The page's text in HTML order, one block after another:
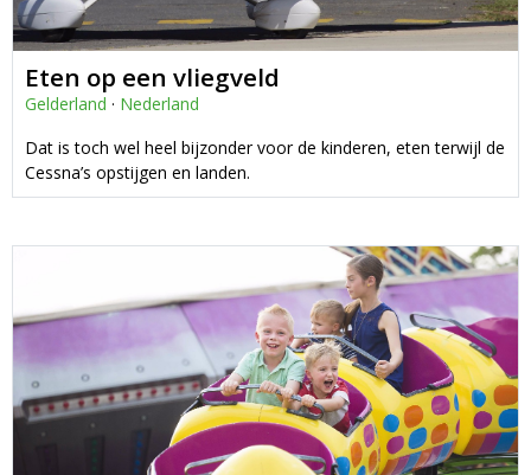
Eten op een vliegveld
Gelderland · Nederland
Dat is toch wel heel bijzonder voor de kinderen, eten terwijl de
Cessna’s opstijgen en landen.